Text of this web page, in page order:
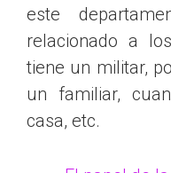
este
relacionado a
tiene un militar,
un familiar,
casa, etc.